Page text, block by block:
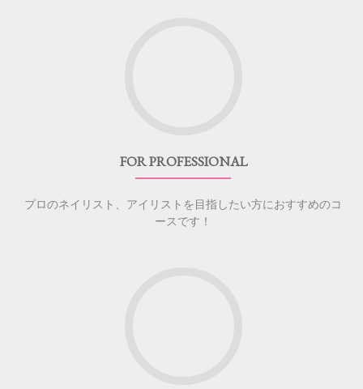
FOR PROFESSIONAL
プロのネイリスト、アイリストを目指したい方におすすめのコ
ースです！